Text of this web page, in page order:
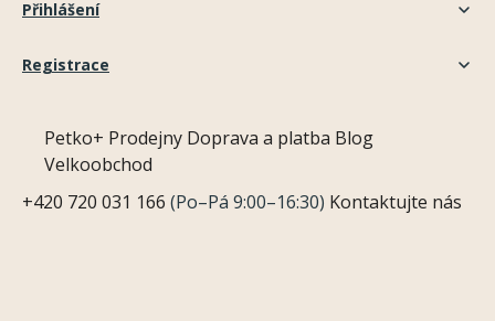
Přihlášení
Registrace
Petko+ Prodejny Doprava a platba Blog
Velkoobchod
+420 720 031 166 (Po–Pá 9:00–16:30) Kontaktujte nás